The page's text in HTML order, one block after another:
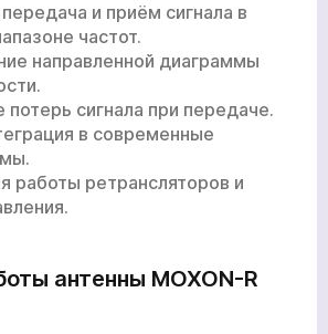
и приём сигнала в
частот.
направленной диаграммы
сигнала при передаче.
в современные
работы ретрансляторов и
антенны MOXON-R